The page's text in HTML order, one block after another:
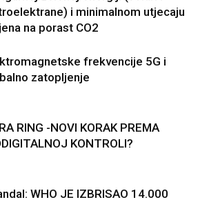
i minimalnom utjecaju
na porast CO2
frekvencije 5G i
zatopljenje
RING -NOVI KORAK PREMA
KONTROLI?
WHO JE IZBRISAO 14.000